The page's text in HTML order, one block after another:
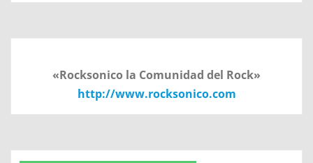
«Rocksonico la Comunidad del Rock»
http://www.rocksonico.com